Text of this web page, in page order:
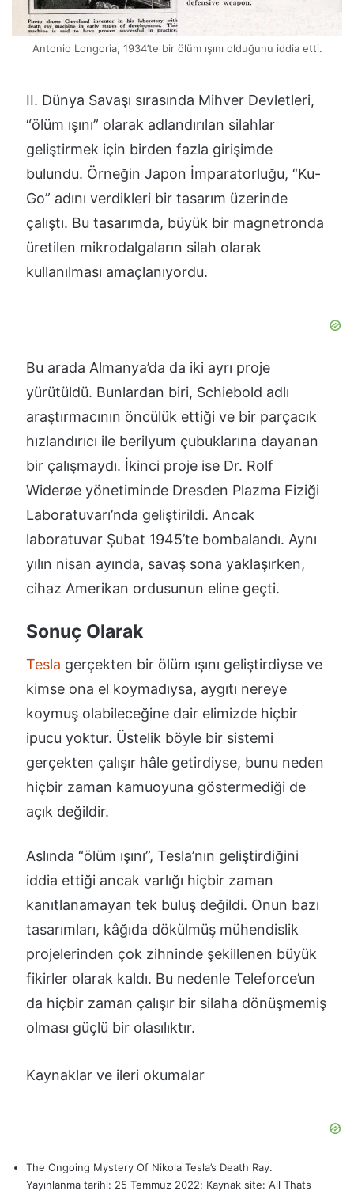
Antonio Longoria, 1934’te bir ölüm ışını olduğunu iddia etti.
II. Dünya Savaşı sırasında Mihver Devletleri,
“ölüm ışını” olarak adlandırılan silahlar
geliştirmek için birden fazla girişimde
bulundu. Örneğin Japon İmparatorluğu, “Ku-
Go” adını verdikleri bir tasarım üzerinde
çalıştı. Bu tasarımda, büyük bir magnetronda
üretilen mikrodalgaların silah olarak
kullanılması amaçlanıyordu.
Bu arada Almanya’da da iki ayrı proje
yürütüldü. Bunlardan biri, Schiebold adlı
araştırmacının öncülük ettiği ve bir parçacık
hızlandırıcı ile berilyum çubuklarına dayanan
bir çalışmaydı. İkinci proje ise Dr. Rolf
Widerøe yönetiminde Dresden Plazma Fiziği
Laboratuvarı’nda geliştirildi. Ancak
laboratuvar Şubat 1945’te bombalandı. Aynı
yılın nisan ayında, savaş sona yaklaşırken,
cihaz Amerikan ordusunun eline geçti.
Sonuç Olarak
Tesla gerçekten bir ölüm ışını geliştirdiyse ve
kimse ona el koymadıysa, aygıtı nereye
koymuş olabileceğine dair elimizde hiçbir
ipucu yoktur. Üstelik böyle bir sistemi
gerçekten çalışır hâle getirdiyse, bunu neden
hiçbir zaman kamuoyuna göstermediği de
açık değildir.
Aslında “ölüm ışını”, Tesla’nın geliştirdiğini
iddia ettiği ancak varlığı hiçbir zaman
kanıtlanamayan tek buluş değildi. Onun bazı
tasarımları, kâğıda dökülmüş mühendislik
projelerinden çok zihninde şekillenen büyük
fikirler olarak kaldı. Bu nedenle Teleforce’un
da hiçbir zaman çalışır bir silaha dönüşmemiş
olması güçlü bir olasılıktır.
Kaynaklar ve ileri okumalar
The Ongoing Mystery Of Nikola Tesla’s Death Ray.
Yayınlanma tarihi: 25 Temmuz 2022; Kaynak site: All Thats